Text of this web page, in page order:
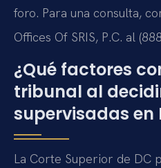
foro. Para una consulta,
Offices Of SRIS, P.C. al
¿Qué factores
tribunal al
supervisadas en
La Corte Superior de DC